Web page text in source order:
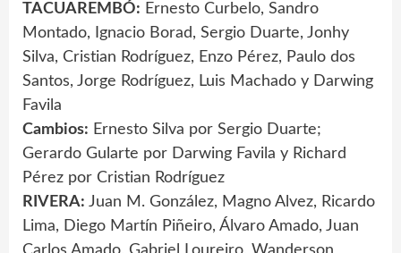
TACUAREMBÓ: Ernesto Curbelo, Sandro
Montado, Ignacio Borad, Sergio Duarte, Jonhy
Silva, Cristian Rodríguez, Enzo Pérez, Paulo dos
Santos, Jorge Rodríguez, Luis Machado y Darwing
Favila
Cambios: Ernesto Silva por Sergio Duarte;
Gerardo Gularte por Darwing Favila y Richard
Pérez por Cristian Rodríguez
RIVERA: Juan M. González, Magno Alvez, Ricardo
Lima, Diego Martín Piñeiro, Álvaro Amado, Juan